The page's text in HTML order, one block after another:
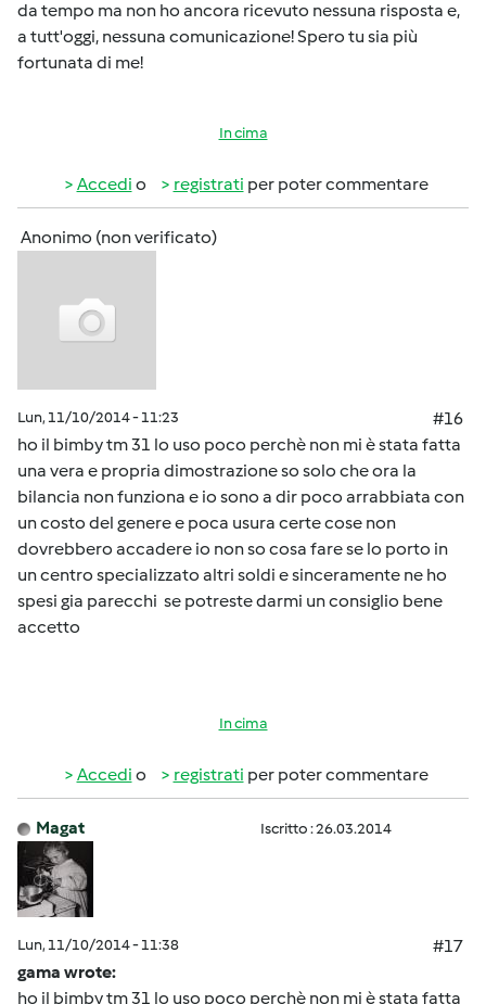
da tempo ma non ho ancora ricevuto nessuna risposta e,
a tutt'oggi, nessuna comunicazione! Spero tu sia più
fortunata di me!
In cima
Accedi o registrati per poter commentare
Anonimo (non verificato)
Lun, 11/10/2014 - 11:23
#16
ho il bimby tm 31 lo uso poco perchè non mi è stata fatta
una vera e propria dimostrazione so solo che ora la
bilancia non funziona e io sono a dir poco arrabbiata con
un costo del genere e poca usura certe cose non
dovrebbero accadere io non so cosa fare se lo porto in
un centro specializzato altri soldi e sinceramente ne ho
spesi gia parecchi se potreste darmi un consiglio bene
accetto
In cima
Accedi o registrati per poter commentare
Magat Iscritto : 26.03.2014
Lun, 11/10/2014 - 11:38
#17
gama wrote:
ho il bimby tm 31 lo uso poco perchè non mi è stata fatta